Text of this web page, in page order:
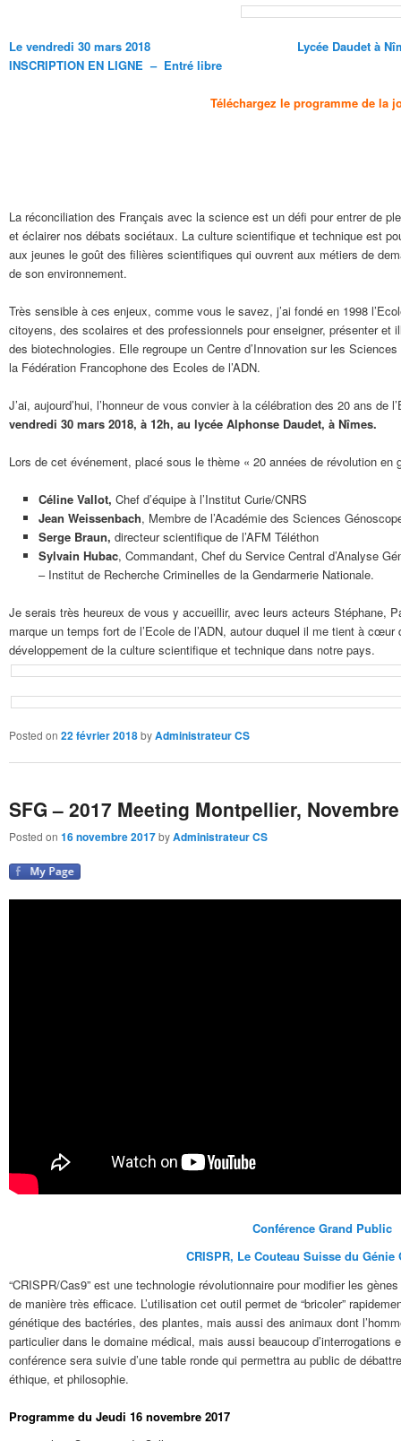
Le vendredi 30 mars 2018 Lycée Daudet à Nîmes
INSCRIPTION EN LIGNE – Entré libre
Téléchargez le programme de la
La réconciliation des Français avec la science est un défi pour entrer de
et éclairer nos débats sociétaux. La culture scientifique et technique est
aux jeunes le goût des filières scientifiques qui ouvrent aux métiers de
de son environnement.
Très sensible à ces enjeux, comme vous le savez, j’ai fondé en 1998
citoyens, des scolaires et des professionnels pour enseigner, présenter et
des biotechnologies. Elle regroupe un Centre d’Innovation sur les
la Fédération Francophone des Ecoles de l’ADN.
J’ai, aujourd’hui, l’honneur de vous convier à la célébration des 20 ans de
vendredi 30 mars 2018, à 12h, au lycée Alphonse Daudet, à Nîmes.
Lors de cet événement, placé sous le thème « 20 années de révolution en
Céline Vallot, Chef d’équipe à l’Institut Curie/CNRS
Jean Weissenbach, Membre de l’Académie des Sciences
Serge Braun, directeur scientifique de l’AFM Téléthon
Sylvain Hubac, Commandant, Chef du Service Central d’Analyse
– Institut de Recherche Criminelles de la Gendarmerie Nationale.
Je serais très heureux de vous y accueillir, avec leurs acteurs Stéphane,
marque un temps fort de l’Ecole de l’ADN, autour duquel il me tient à
développement de la culture scientifique et technique dans notre pays.
Posted on 22 février 2018byAdministrateur CS
SFG – 2017 Meeting Montpellier,
Posted on 16 novembre 2017byAdministrateur CS
Conférence Grand Public
CRISPR, Le Couteau Suisse du Génie
“CRISPR/Cas9” est une technologie révolutionnaire pour modifier les
de manière très efficace. L’utilisation cet outil permet de “bricoler”
génétique des bactéries, des plantes, mais aussi des animaux dont
particulier dans le domaine médical, mais aussi beaucoup d’interrogations
conférence sera suivie d’une table ronde qui permettra au public de
éthique, et philosophie.
Programme du Jeudi 16 novembre 2017